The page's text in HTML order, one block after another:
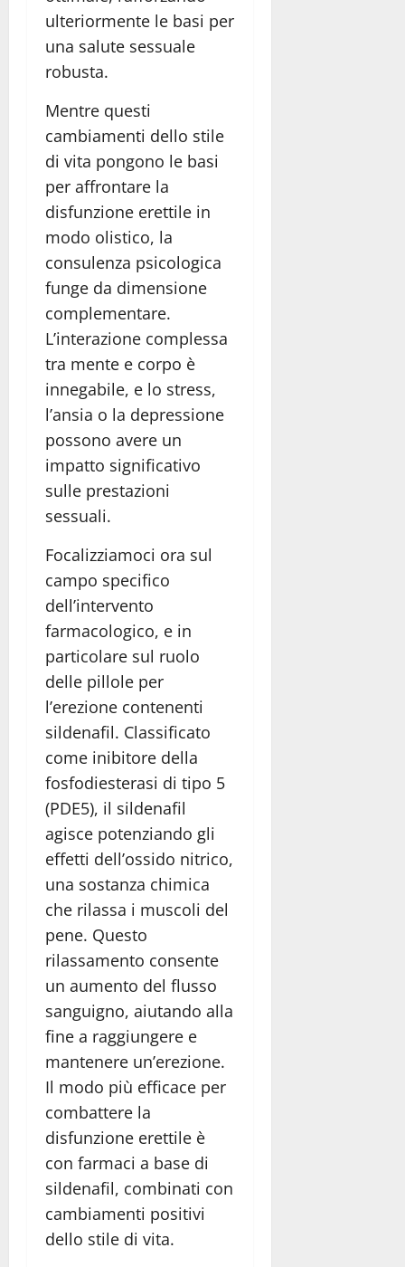
ulteriormente le basi per
una salute sessuale
robusta.
Mentre questi
cambiamenti dello stile
di vita pongono le basi
per affrontare la
disfunzione erettile in
modo olistico, la
consulenza psicologica
funge da dimensione
complementare.
L’interazione complessa
tra mente e corpo è
innegabile, e lo stress,
l’ansia o la depressione
possono avere un
impatto significativo
sulle prestazioni
sessuali.
Focalizziamoci ora sul
campo specifico
dell’intervento
farmacologico, e in
particolare sul ruolo
delle pillole per
l’erezione contenenti
sildenafil. Classificato
come inibitore della
fosfodiesterasi di tipo 5
(PDE5), il sildenafil
agisce potenziando gli
effetti dell’ossido nitrico,
una sostanza chimica
che rilassa i muscoli del
pene. Questo
rilassamento consente
un aumento del flusso
sanguigno, aiutando alla
fine a raggiungere e
mantenere un’erezione.
Il modo più efficace per
combattere la
disfunzione erettile è
con farmaci a base di
sildenafil, combinati con
cambiamenti positivi
dello stile di vita.